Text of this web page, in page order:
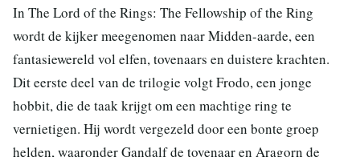
In The Lord of the Rings: The Fellowship of the Ring
wordt de kijker meegenomen naar Midden-aarde, een
fantasiewereld vol elfen, tovenaars en duistere krachten.
Dit eerste deel van de trilogie volgt Frodo, een jonge
hobbit, die de taak krijgt om een machtige ring te
vernietigen. Hij wordt vergezeld door een bonte groep
helden, waaronder Gandalf de tovenaar en Aragorn de